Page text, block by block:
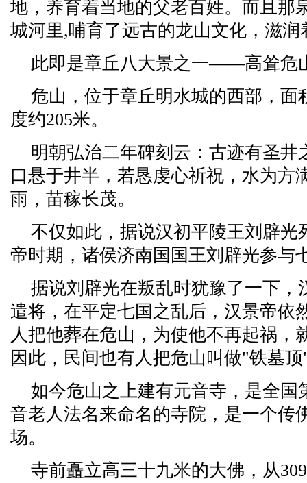
地，养育着当地的父老百姓。而且那
城河里,哺育了远古的龙山文化，滋
此即是章丘八大景之一——高耸危
危山，位于章丘明水城的西部，面
度约205米。
明朝弘治二年碑刻云：古迹有圣井
口悬于井半，若恳虔心祈祝，水为方
雨，苗稼长茂。
不仅如此，据说汉初平陵王刘辟光
帝时期，诸侯济南国国王刘辟光参与
据说刘辟光在叛乱时犹豫了一下，
遣将，在平定七国之乱后，汉景帝依
人把他葬在危山，为使他不再起祸，
因此，民间也有人把危山叫做"铁墓
如今危山之上建有元音寺，是全国
音老人法名来命名的寺院，是一个传
场。
寺前矗立高三十九米的大佛，从